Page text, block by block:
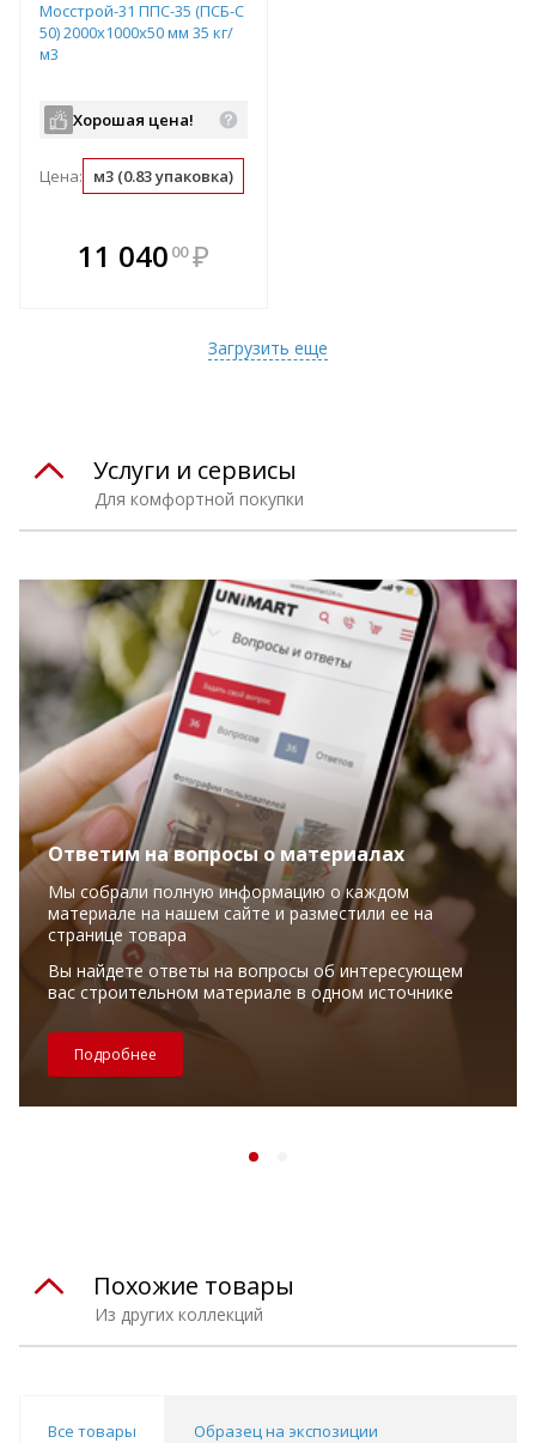
Мосстрой-31 ППС-35 (ПСБ-С
50) 2000х1000х50 мм 35 кг/
м3
Хорошая цена!
Цена: м3 (0.83 упаковка)
11 040 00 ₽
Загрузить еще
Для комфортной покупки
Услуги и сервисы
Ответим на вопросы о материалах
Мы собрали полную информацию о каждом
материале на нашем сайте и разместили ее на
странице товара
Вы найдете ответы на вопросы об интересующем
вас строительном материале в одном источнике
Подробнее
Из других коллекций
Похожие товары
Все товары Образец на экспозиции